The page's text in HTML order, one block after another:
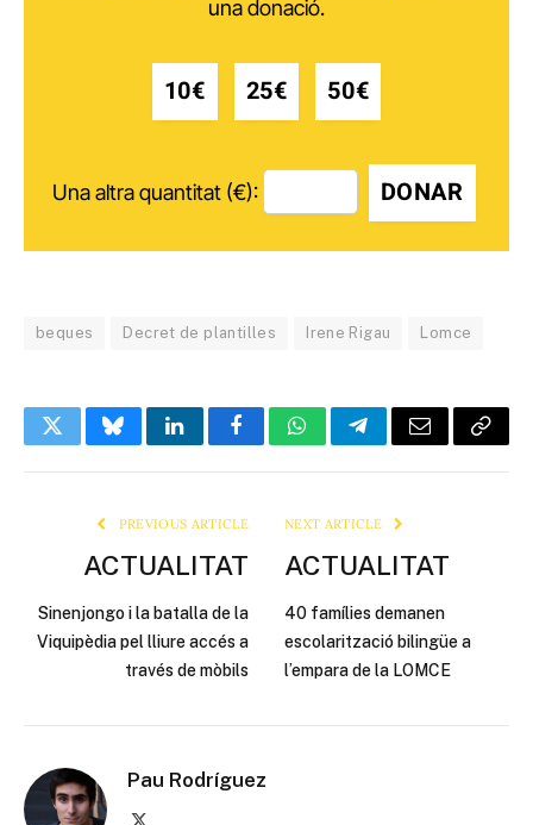
una donació.
10€ 25€ 50€
Una altra quantitat (€): DONAR
beques Decret de plantilles Irene Rigau Lomce
TwitterBlueskyLinkedInFacebookWhatsAppTelegramEmail Copy
PREVIOUS ARTICLE
ACTUALITAT
Sinenjongo i la batalla de la
Viquipèdia pel lliure accés a
través de mòbils
NEXT ARTICLE
ACTUALITAT
40 famílies demanen
escolarització bilingüe a
l’empara de la LOMCE
Pau Rodríguez